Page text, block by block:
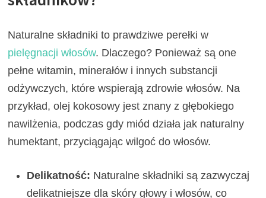
Naturalne składniki to prawdziwe perełki w
pielęgnacji włosów. Dlaczego? Ponieważ są one
pełne witamin, minerałów i innych substancji
odżywczych, które wspierają zdrowie włosów. Na
przykład, olej kokosowy jest znany z głębokiego
nawilżenia, podczas gdy miód działa jak naturalny
humektant, przyciągając wilgoć do włosów.
Delikatność: Naturalne składniki są zazwyczaj
delikatniejsze dla skóry głowy i włosów, co